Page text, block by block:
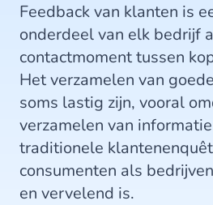
Feedback van klanten is
onderdeel van elk bedrijf
contactmoment tussen
Het verzamelen van
soms lastig zijn, vooral
verzamelen van
traditionele
consumenten als
en vervelend is.